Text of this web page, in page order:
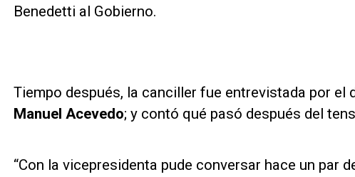
Benedetti al Gobierno.
Tiempo después, la canciller fue entrevistada por el
Manuel Acevedo; y contó qué pasó después del
“Con la vicepresidenta pude conversar hace un par